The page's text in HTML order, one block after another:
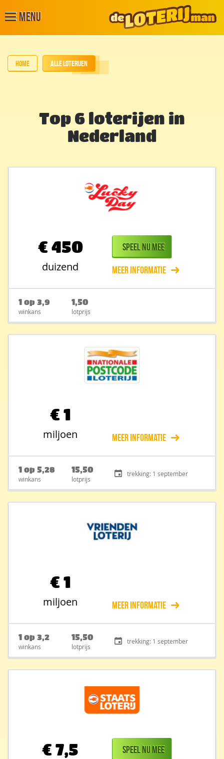
Menu
Home Alle loterijen
Top 6 loterijen in
Nederland
€ 450
duizend
1 op 3,9
winkans
1,50
lotprijs
Speel nu mee
Meer informatie
€ 1
miljoen
1 op 5,28
winkans
15,50
lotprijs
trekking: 1 september
Meer informatie
€ 1
miljoen
1 op 3,2
winkans
15,50
lotprijs
trekking: 1 september
Meer informatie
€ 7,5 Speel nu mee